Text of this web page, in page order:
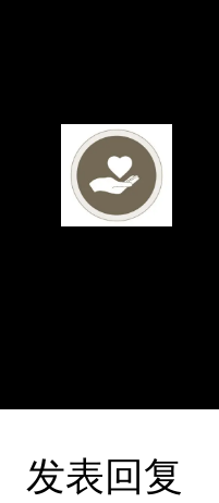
发表回复